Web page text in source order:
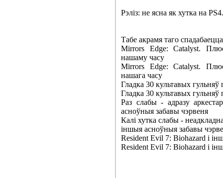
Рэліз: не ясна як хутка на PS4.
Табе акрамя таго спадабаецца
Mirrors Edge: Catalyst.
нашаму часу
Mirrors Edge: Catalyst.
нашага часу
Гладка 30 культавых гульняў
Гладка 30 культавых гульняў
Раз слабы - адразу
асноўныя забавы чэрвеня
Калі хутка слабы -
іншыя асноўныя забавы
Resident Evil 7: Biohazard і
Resident Evil 7: Biohazard і